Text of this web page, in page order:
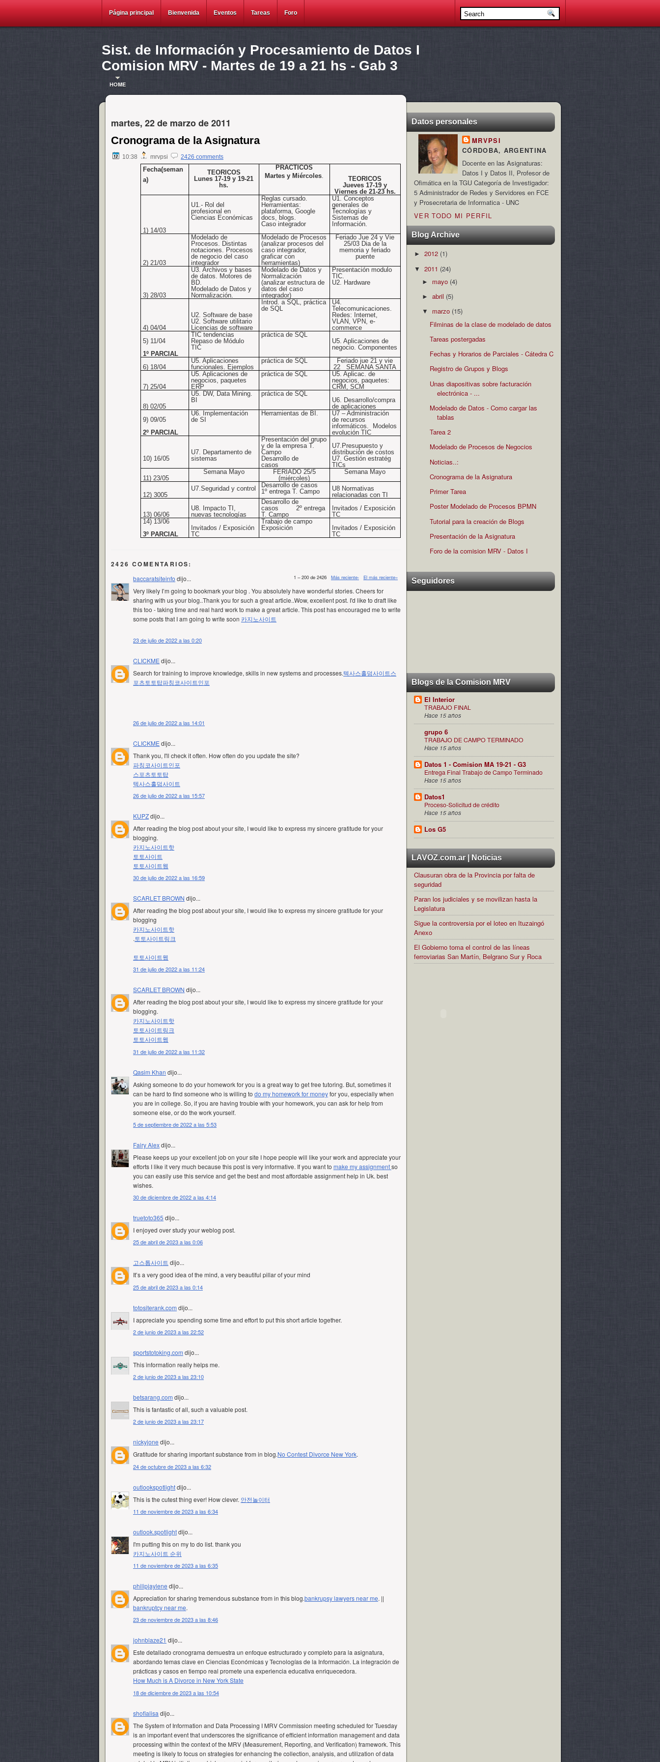
Página principal Bienvenida Eventos Tareas Foro
Sist. de Información y Procesamiento de Datos I
Comision MRV - Martes de 19 a 21 hs - Gab 3
HOME
martes, 22 de marzo de 2011
Cronograma de la Asignatura
10:38 mrvpsi 2426 comments
Fecha(seman
a)
TEORICOS
Lunes 17-19 y 19-21
hs.
PRACTICOS
Martes y Miércoles.
TEORICOS
Jueves 17-19 y
Viernes de 21-23 hs.
1) 14/03
U1.- Rol del
profesional en
Ciencias Económicas
Reglas cursado.
Herramientas:
plataforma, Google
docs, blogs.
Caso integrador
U1. Conceptos
generales de
Tecnologías y
Sistemas de
Información.
2) 21/03
Modelado de
Procesos. Distintas
notaciones. Procesos
de negocio delcaso
integrador
Modelado de Procesos
(analizar procesos del
caso integrador,
graficar con
herramientas)
Feriado Jue 24 y Vie
25/03 Dia de la
memoria y feriado
puente
3) 28/03
U3. Archivos y bases
de datos. Motores de
BD.
Modelado de Datos y
Normalización.
Modelado de Datos y
Normalización
(analizar estructura de
datos del caso
integrador)
Presentación modulo
TIC.
U2. Hardware
4) 04/04
U2. Software de base
U2. Software utilitario
Licencias de software
Introd. a SQL,práctica
de SQL
U4.
Telecomunicaciones.
Redes: Internet,
VLAN, VPN, e-
commerce
5) 11/04
1º PARCIAL
TIC tendencias
Repaso de Módulo
TIC
práctica de SQL
U5. Aplicaciones de
negocio. Componentes
6) 18/04
U5. Aplicaciones
funcionales. Ejemplos
práctica de SQL
Feriado jue 21 y vie
22
SEMANA SANTA
7) 25/04
U5. Aplicaciones de
negocios, paquetes
ERP
práctica de SQL
U5. Aplicac. de
negocios, paquetes:
CRM, SCM
8) 02/05
U5. DW, Data Mining.
BI
práctica de SQL
U6. Desarrollo/compra
de aplicaciones
9) 09/05
2º PARCIAL
U6. Implementación
de SI
Herramientas de BI.
U7 – Administración
de recursos
informáticos.
Modelos
evolución TIC
10) 16/05
U7. Departamento de
sistemas
Presentación del grupo
y de la empresa T.
Campo
Desarrollo de
casos
U7.Presupuesto y
distribución de costos
U7. Gestión estratég
TICs
11) 23/05
Semana Mayo
FERIADO 25/5
(miércoles)
Semana Mayo
12) 3005
U7.Seguridad y control
Desarrollo de casos
1º entrega T. Campo
U8 Normativas
relacionadas con TI
13) 06/06
U8. Impacto TI,
nuevas tecnologías
Desarrollo de
casos
2º entrega
T. Campo
Invitados / Exposición
TC
14) 13/06
3º PARCIAL
Invitados / Exposición
TC
Trabajo de campo
Exposición
Invitados / Exposición
TC
2426 COMENTARIOS:
1 – 200 de 2426 Más reciente› El más reciente»
baccaratsiteinfo dijo...
Very likely I’m going to bookmark your blog . You absolutely have wonderful stories. Cheers for
sharing with us your blog..Thank you for such a great article..Wow, excellent post. I'd like to draft like
this too - taking time and real hard work to make a great article. This post has encouraged me to write
some posts that I am going to write soon 카지노사이트
23 de julio de 2022 a las 0:20
CLICKMEdijo...
Search for training to improve knowledge, skills in new systems and processes.텍사스홀덤사이트스
포츠토토탑파칭코사이트인포
26 de julio de 2022 a las 14:01
CLICKMEdijo...
Thank you, I'll check it often. How often do you update the site?
파칭코사이트인포
스포츠토토탑
텍사스홀덤사이트
26 de julio de 2022 a las 15:57
KUPZdijo...
After reading the blog post about your site, I would like to express my sincere gratitude for your
blogging.
카지노사이트핫
토토사이트
토토사이트웹
30 de julio de 2022 a las 16:59
SCARLET BROWN dijo...
After reading the blog post about your site, I would like to express my sincere gratitude for your
blogging
카지노사이트핫
.토토사이트링크
토토사이트웹
31 de julio de 2022 a las 11:24
SCARLET BROWN dijo...
After reading the blog post about your site, I would like to express my sincere gratitude for your
blogging.
카지노사이트핫
토토사이트링크
토토사이트웹
31 de julio de 2022 a las 11:32
Qasim Khan dijo...
Asking someone to do your homework for you is a great way to get free tutoring. But, sometimes it
can be hard to find someone who is willing to do my homework for moneyfor you, especially when
you are in college. So, if you are having trouble with your homework, you can ask for help from
someone else, or do the work yourself.
5 de septiembre de 2022 a las 5:53
Fairy Alexdijo...
Please keeps up your excellent job on your site I hope people will like your work and appreciate your
efforts I like it very much because this post is very informative. If you want to make my assignmentso
you can easily use this service and get the best and most affordable assignment help in Uk. best
wishes.
30 de diciembre de 2022 a las 4:14
truetoto365 dijo...
I enjoyed over study your weblog post.
25 de abril de 2023 a las 0:06
고스톱사이트 dijo...
It’s a very good idea of the mind, a very beautiful pillar of your mind
25 de abril de 2023 a las 0:14
totositerank.com dijo...
I appreciate you spending some time and effort to put this short article together.
2 de junio de 2023 a las 22:52
sportstotoking.com dijo...
This information really helps me.
2 de junio de 2023 a las 23:10
betsarang.com dijo...
This is fantastic of all, such a valuable post.
2 de junio de 2023 a las 23:17
nickyjone dijo...
Gratitude for sharing important substance from in blog.No Contest Divorce New York.
24 de octubre de 2023 a las 6:32
outlookspotlightdijo...
This is the cutest thing ever! How clever. 안전놀이터
11 de noviembre de 2023 a las 6:34
outlook.spotlightdijo...
I'm putting this on my to do list. thank you
카지노사이트 순위
11 de noviembre de 2023 a las 6:35
philipjaylene dijo...
Appreciation for sharing tremendous substance from in this blog.bankrupsy lawyers near me. ||
bankruptcy near me.
23 de noviembre de 2023 a las 8:46
johnblaze21 dijo...
Este detallado cronograma demuestra un enfoque estructurado y completo para la asignatura,
abordando temas clave en Ciencias Económicas y Tecnologías de la Información. La integración de
prácticas y casos en tiempo real promete una experiencia educativa enriquecedora.
How Much is A Divorce in New York State
18 de diciembre de 2023 a las 10:54
shofialisa dijo...
The System of Information and Data Processing I MRV Commission meeting scheduled for Tuesday
is an important event that underscores the significance of efficient information management and data
processing within the context of the MRV (Measurement, Reporting, and Verification) framework. This
meeting is likely to focus on strategies for enhancing the collection, analysis, and utilization of data
Datos personales
MRVPSI
CÓRDOBA, ARGENTINA
Docente en las Asignaturas:
Datos I y Datos II, Profesor de
Ofimática en la TGU Categoría de Investigador:
5 Administrador de Redes y Servidores en FCE
y Prosecretaria de Informatica - UNC
VER TODO MI PERFIL
Blog Archive
► 2012 (1)
▼ 2011 (24)
► mayo (4)
► abril (5)
▼ marzo (15)
Filminas de la clase de modelado de datos
Tareas postergadas
Fechas y Horarios de Parciales - Cátedra C
Registro de Grupos y Blogs
Unas diapositivas sobre facturación
electrónica - ...
Modelado de Datos - Como cargar las
tablas
Tarea 2
Modelado de Procesos de Negocios
Noticias..:
Cronograma de la Asignatura
Primer Tarea
Poster Modelado de Procesos BPMN
Tutorial para la creación de Blogs
Presentación de la Asignatura
Foro de la comision MRV - Datos I
Seguidores
Blogs de la Comision MRV
El Interior
TRABAJO FINAL
Hace 15 años
grupo 6
TRABAJO DE CAMPO TERMINADO
Hace 15 años
Datos 1 - Comision MA 19-21 - G3
Entrega Final Trabajo de Campo Terminado
Hace 15 años
Datos1
Proceso-Solicitud de crédito
Hace 15 años
Los G5
LAVOZ.com.ar | Noticias
Clausuran obra de la Provincia por falta de
seguridad
Paran los judiciales y se movilizan hasta la
Legislatura
Sigue la controversia por el loteo en Ituzaingó
Anexo
El Gobierno toma el control de las líneas
ferroviarias San Martín, Belgrano Sur y Roca